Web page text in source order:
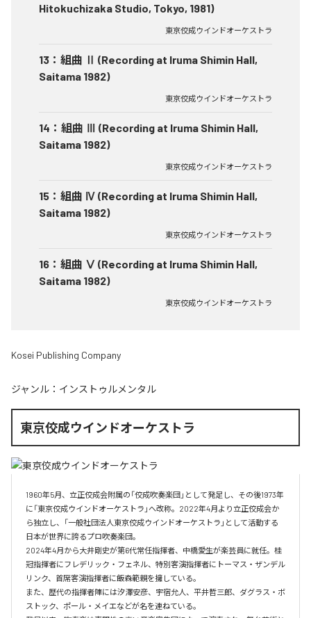
Hitokuchizaka Studio, Tokyo, 1981)
東京佼成ウインドオーケストラ
13 ： 組曲 Ⅱ (Recording at Iruma Shimin Hall,
Saitama 1982)
東京佼成ウインドオーケストラ
14 ： 組曲 Ⅲ (Recording at Iruma Shimin Hall,
Saitama 1982)
東京佼成ウインドオーケストラ
15 ： 組曲 Ⅳ (Recording at Iruma Shimin Hall,
Saitama 1982)
東京佼成ウインドオーケストラ
16 ： 組曲 Ⅴ (Recording at Iruma Shimin Hall,
Saitama 1982)
東京佼成ウインドオーケストラ
Kosei Publishing Company
ジャンル： インストゥルメンタル
東京佼成ウインドオーケストラ
1960年5月、立正佼成会附属の「佼成吹奏楽団」として発足し、その後1973年
に「東京佼成ウインドオーケストラ」へ改称。2022年4月より立正佼成会か
ら独立し、「一般社団法人東京佼成ウインドオーケストラ」として活動する
日本が世界に誇るプロ吹奏楽団。
2024年4月から大井剛史が第6代常任指揮者、中橋愛生が楽芸員に就任。桂
冠指揮者にフレデリック・フェネル、特別客演指揮者にトーマス・ザンデル
リンク、首席客演指揮者に飯森範親を擁している。
また、歴代の指揮者陣には汐澤安彦、宇宿允人、平井哲三郎、ダグラス・ボ
ストック、ポール・メイエなどが名を連ねている。